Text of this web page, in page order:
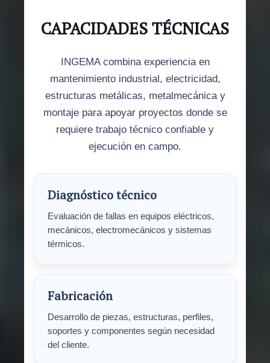
CAPACIDADES TÉCNICAS
INGEMA combina experiencia en
mantenimiento industrial, electricidad,
estructuras metálicas, metalmecánica y
montaje para apoyar proyectos donde se
requiere trabajo técnico confiable y
ejecución en campo.
Diagnóstico técnico
Evaluación de fallas en equipos eléctricos,
mecánicos, electromecánicos y sistemas
térmicos.
Fabricación
Desarrollo de piezas, estructuras, perfiles,
soportes y componentes según necesidad
del cliente.